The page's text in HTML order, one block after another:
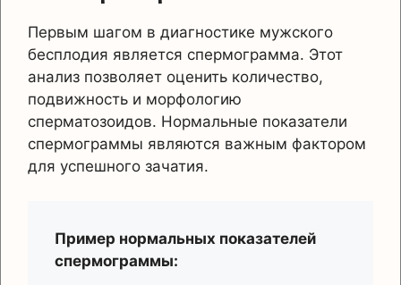
Первым шагом в диагностике мужского
бесплодия является спермограмма. Этот
анализ позволяет оценить количество,
подвижность и морфологию
сперматозоидов. Нормальные показатели
спермограммы являются важным фактором
для успешного зачатия.
Пример нормальных показателей
спермограммы: